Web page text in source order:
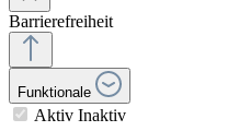
Barrierefreiheit
Funktionale
Aktiv Inaktiv